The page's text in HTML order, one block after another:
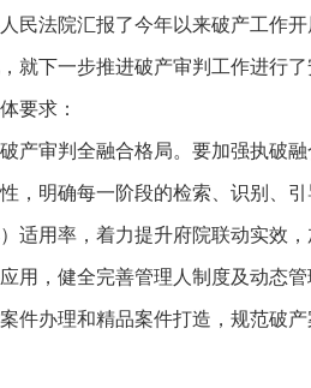
民法院汇报了今年以来破产工作
就下一步推进破产审判工作进行
要求：
产审判全融合格局。要加强执破
，明确每一阶段的检索、识别、
适用率，着力提升府院联动实效
用，健全完善管理人制度及动态
件办理和精品案件打造，规范破